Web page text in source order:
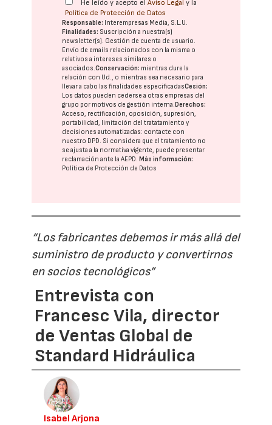
He leído y acepto elAviso Legal y la
Política de Protección de Datos
Responsable: Interempresas Media, S.L.U.
Finalidades: Suscripción a nuestra(s)
newsletter(s). Gestión de cuenta de usuario.
Envío de emails relacionados con la misma o
relativos a intereses similares o
asociados.Conservación: mientras dure la
relación con Ud., o mientras sea necesario para
llevar a cabo las finalidades especificadasCesión:
Los datos pueden cederse a otras empresas del
grupo por motivos de gestión interna. Derechos:
Acceso, rectificación, oposición, supresión,
portabilidad, limitación del tratatamiento y
decisiones automatizadas: contacte con
nuestro DPD. Si considera que el tratamiento no
se ajusta a la normativa vigente, puede presentar
reclamación ante laAEPD. Más información:
Política de Protección de Datos
“Los fabricantes debemos ir más allá del
suministro de producto y convertirnos
en socios tecnológicos”
Entrevista con
Francesc Vila, director
de Ventas Global de
Standard Hidráulica
Isabel Arjona